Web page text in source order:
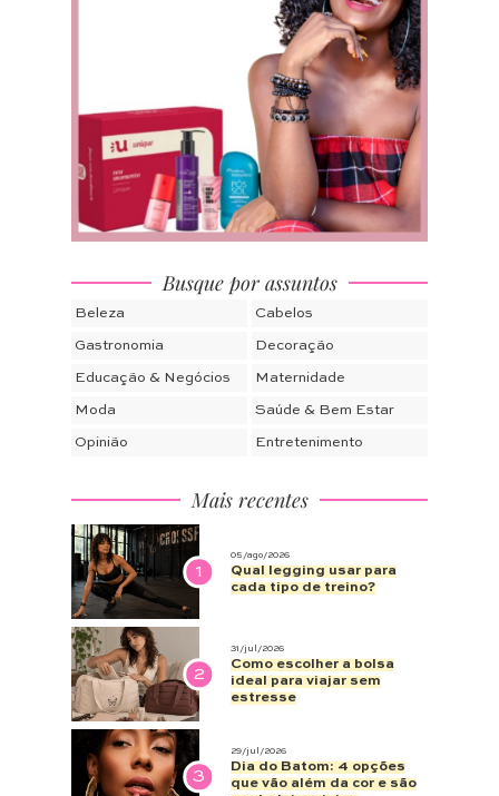
Busque por assuntos
Beleza Cabelos
Gastronomia Decoração
Educação & Negócios Maternidade
Moda Saúde & Bem Estar
Opinião Entretenimento
Mais recentes
1
05/ago/2026
Qual legging usar para
cada tipo de treino?
2
31/jul/2026
Como escolher a bolsa
ideal para viajar sem
estresse
3
29/jul/2026
Dia do Batom: 4 opções
que vão além da cor e são